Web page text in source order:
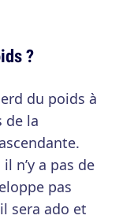
?
du poids à
de la
n’y a pas de
pas
sera ado et